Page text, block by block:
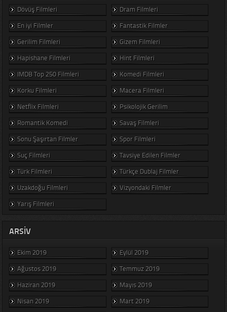
Dövüş Filmleri
Dram Filmleri
En iyi Filmler
Fantastik Filmler
Gerilim Filmleri
Gizem Filmleri
Hapishane Filmleri
Hint Filmleri
IMDB Top 250 Filmleri
Komedi Filmleri
Korku Filmleri
Macera Filmleri
Netflix Filmleri
Psikolojik Gerilim
Romantik Komedi
Savaş Filmleri
Sonu Şaşırtan Filmler
Spor Filmleri
Suç Filmleri
Tavsiye Edilen Filmler
Türk Filmleri
Türkçe Dublaj Filmler
Uzakdoğu Filmleri
Vizyondaki Filmler
Yarış Filmleri
ARSIV
Ekim 2019
Eylül 2019
Ağustos 2019
Temmuz 2019
Haziran 2019
Mayıs 2019
Nisan 2019
Mart 2019